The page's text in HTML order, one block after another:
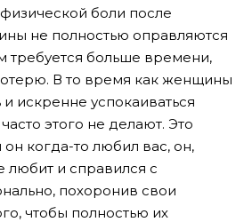
боли после
не полностью оправляются
требуется больше времени,
В то время как женщины
искренне успокаиваться
этого не делают. Это
он когда-то любил вас, он,
любит и справился с
похоронив свои
чтобы полностью их